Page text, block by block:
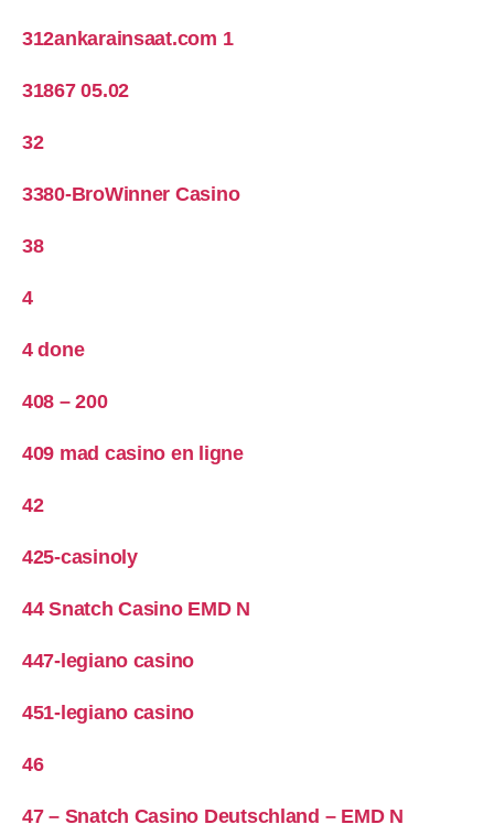
312ankarainsaat.com 1
31867 05.02
32
3380-BroWinner Casino
38
4
4 done
408 – 200
409 mad casino en ligne
42
425-casinoly
44 Snatch Casino EMD N
447-legiano casino
451-legiano casino
46
47 – Snatch Casino Deutschland – EMD N